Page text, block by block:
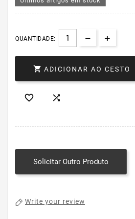
QUANTIDADE:
 ADICIONAR AO CESTO
 
Solicitar Outro Produto
Write your review